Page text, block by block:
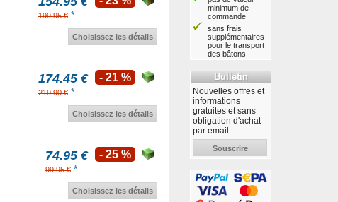
199.95 € *
Choisissez les détails
174.45 €
219.90 € *
- 21 %
Choisissez les détails
74.95 €
99.95 € *
- 25 %
Choisissez les détails
minimum de
commande
sans frais
supplémentaires
pour le transport
des bâtons
Bulletin
Nouvelles offres et
informations
gratuites et sans
obligation d'achat
par email:
Souscrire